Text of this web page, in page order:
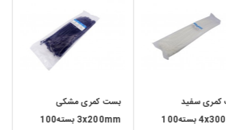
سفید
4x300mm بسته100
بست کمری مشکی
3x200mm بسته100